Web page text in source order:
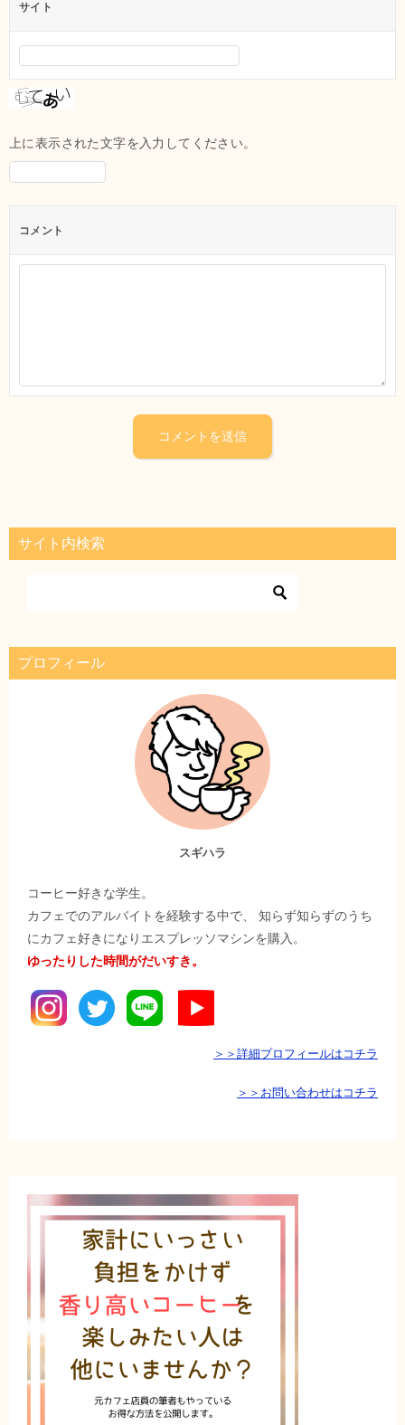
サイト
上に表示された文字を入力してください。
コメント
サイト内検索
プロフィール
スギハラ
コーヒー好きな学生。
カフェでのアルバイトを経験する中で、 知らず知らずのうち
にカフェ好きになりエスプレッソマシンを購入。
ゆったりした時間がだいすき。
＞＞詳細プロフィールはコチラ
＞＞お問い合わせはコチラ